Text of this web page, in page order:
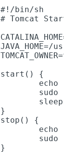
#!/bin/sh
# Tomcat
start() {
echo
sudo
}
stop() {
echo
sudo
}